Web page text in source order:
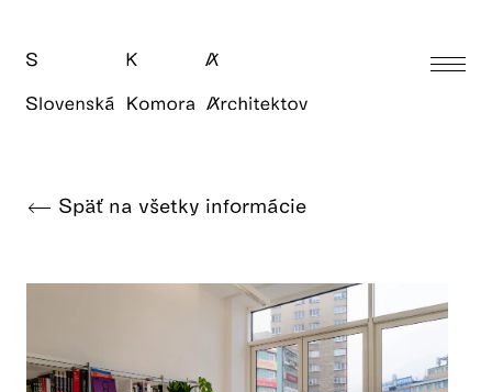
Späť na všetky informácie